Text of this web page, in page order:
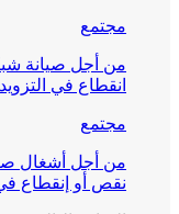
مجتمع
من أجل صيانة
انقطاع في التزويد
مجتمع
من أجل أشغال
نقص أو إنقطاع في